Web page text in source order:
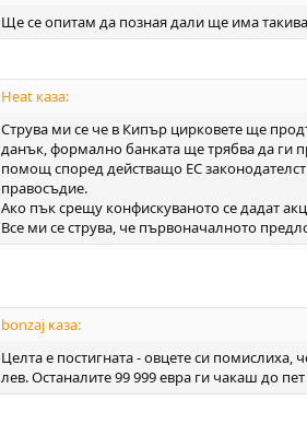
Ще се опитам да позная дали ще има
Heat каза:
Струва ми се че в Кипър цирковете ще
данък, формално банката ще трябва да ги
помощ според действащо ЕС
правосъдие.
Ако пък срещу конфискуваното се дадат
Все ми се струва, че първоначалното
bonzaj каза:
Целта е постигната - овцете си помислиха,
лев. Останалите 99 999 евра ги чакаш до